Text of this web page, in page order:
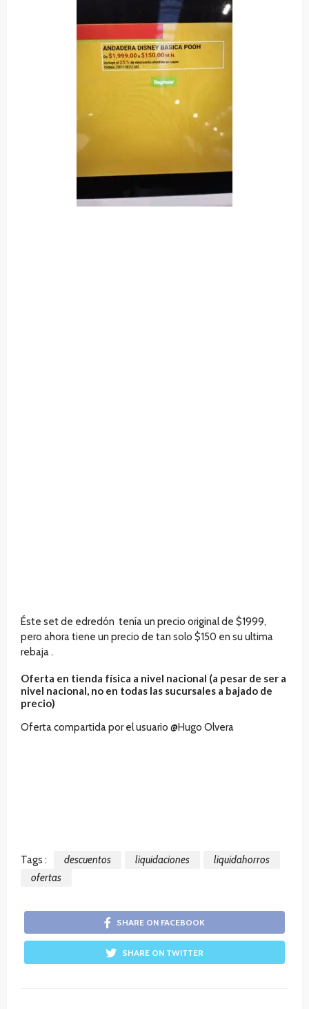
Éste set de edredón tenía un precio original de $1999,
pero ahora tiene un precio de tan solo $150 en su ultima
rebaja .
Oferta en tienda física a nivel nacional (a pesar de ser a
nivel nacional, no en todas las sucursales a bajado de
precio)
Oferta compartida por el usuario @Hugo Olvera
Tags : descuentos liquidaciones
liquidahorros
ofertas
SHARE ON FACEBOOK
SHARE ON TWITTER